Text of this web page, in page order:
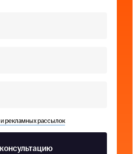
рекламных рассылок